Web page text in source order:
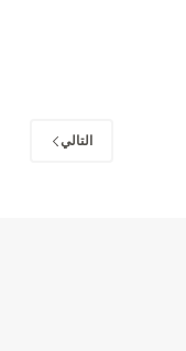
التالي